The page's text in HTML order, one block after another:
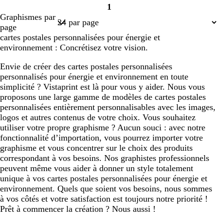
Page
1
Graphismes par
page
cartes postales personnalisées pour énergie et
environnement : Concrétisez votre vision.
Envie de créer des cartes postales personnalisées
personnalisés pour énergie et environnement en toute
simplicité ? Vistaprint est là pour vous y aider. Nous vous
proposons une large gamme de modèles de cartes postales
personnalisées entièrement personnalisables avec les images,
logos et autres contenus de votre choix. Vous souhaitez
utiliser votre propre graphisme ? Aucun souci : avec notre
fonctionnalité d’importation, vous pourrez importer votre
graphisme et vous concentrer sur le choix des produits
correspondant à vos besoins. Nos graphistes professionnels
peuvent même vous aider à donner un style totalement
unique à vos cartes postales personnalisées pour énergie et
environnement. Quels que soient vos besoins, nous sommes
à vos côtés et votre satisfaction est toujours notre priorité !
Prêt à commencer la création ? Nous aussi !